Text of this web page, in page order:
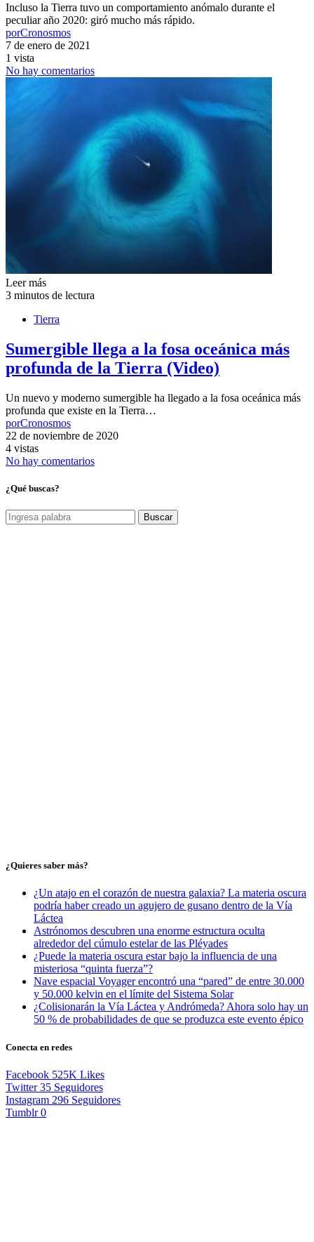
Incluso la Tierra tuvo un comportamiento anómalo durante el
peculiar año 2020: giró mucho más rápido.
porCronosmos
7 de enero de 2021
1 vista
No hay comentarios
Leer más
3 minutos de lectura
Tierra
Sumergible llega a la fosa oceánica más
profunda de la Tierra (Video)
Un nuevo y moderno sumergible ha llegado a la fosa oceánica más
profunda que existe en la Tierra…
porCronosmos
22 de noviembre de 2020
4 vistas
No hay comentarios
¿Qué buscas?
Buscar
¿Quieres saber más?
¿Un atajo en el corazón de nuestra galaxia? La materia oscura
podría haber creado un agujero de gusano dentro de la Vía
Láctea
Astrónomos descubren una enorme estructura oculta
alrededor del cúmulo estelar de las Pléyades
¿Puede la materia oscura estar bajo la influencia de una
misteriosa “quinta fuerza”?
Nave espacial Voyager encontró una “pared” de entre 30.000
y 50.000 kelvin en el límite del Sistema Solar
¿Colisionarán la Vía Láctea y Andrómeda? Ahora solo hay un
50 % de probabilidades de que se produzca este evento épico
Conecta en redes
Facebook 525K Likes
Twitter 35 Seguidores
Instagram 296 Seguidores
Tumblr 0